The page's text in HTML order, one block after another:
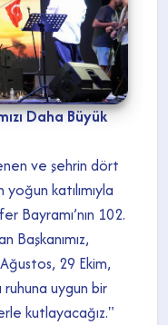
Daha Büyük
ve şehrin dört
katılımıyla
Bayramı’nın 102.
Başkanımız,
29 Ekim,
ruhuna uygun bir
kutlayacağız."